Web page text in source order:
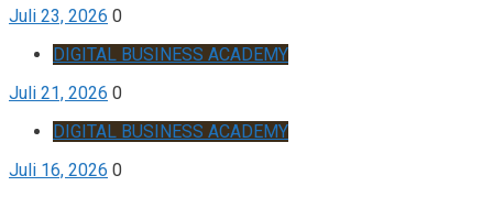
Juli 23, 2026 0
DIGITAL BUSINESS ACADEMY
Juli 21, 2026 0
DIGITAL BUSINESS ACADEMY
Juli 16, 2026 0